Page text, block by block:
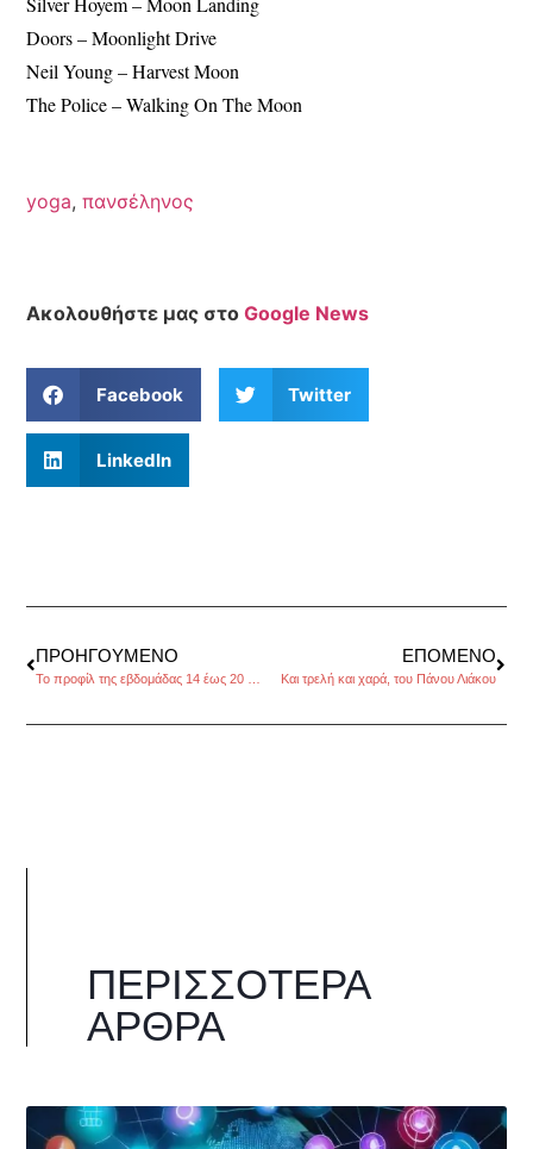
Doors – Moonlight Drive
Neil Young – Harvest Moon
The Police – Walking On The Moon
yoga,πανσέληνος
Ακολουθήστε μας στοGoogle News
Facebook Twitter
LinkedIn
ΠΡΟΗΓΟΎΜΕΝΟ ΕΠΌΜΕΝΟ
Και τρελή και χαρά, του Πάνου Λιάκου
ΠΕΡΙΣΣΌΤΕΡΑ
ΆΡΘΡΑ